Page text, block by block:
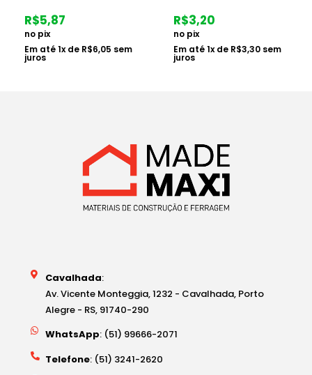
R$3,20
no pix
Em até1x de R$3,30 sem
juros
R$1,46
no pix
Em até1x de R$1,50sem
juros
Cavalhada:
Av. Vicente Monteggia, 1232 - Cavalhada, Porto
Alegre - RS, 91740-290
WhatsApp: (51) 99666-2071
Telefone: (51) 3241-2620